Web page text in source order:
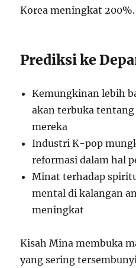
Korea meningkat 200%.
Prediksi ke
Kemungkinan lebih
akan terbuka
mereka
Industri K-pop
reformasi dalam hal
Minat terhadap
mental di kalangan
meningkat
Kisah Mina membuka
yang sering